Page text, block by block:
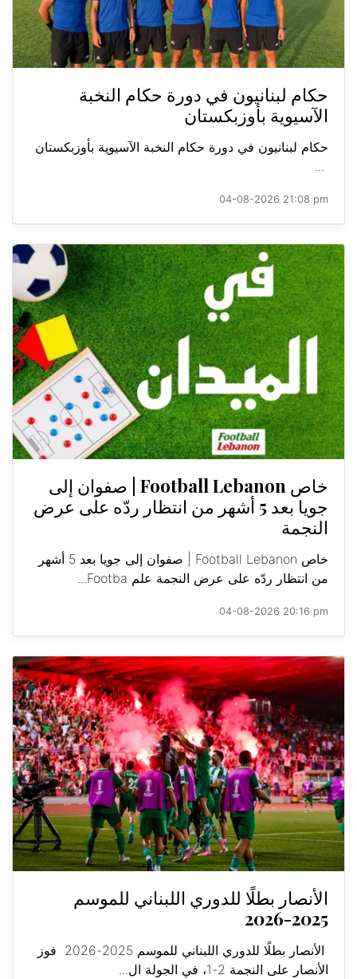
حكام لبنانيون في دورة حكام النخبة
الآسيوية بأوزبكستان
حكام لبنانيون في دورة حكام النخبة الآسيوية بأوزبكستان
...
04-08-2026 21:08 pm
خاص Football Lebanon | صفوان إلى
جويا بعد 5 أشهر من انتظار ردّه على عرض
النجمة
خاص Football Lebanon | صفوان إلى جويا بعد 5 أشهر
من انتظار ردّه على عرض النجمة علم Footba...
04-08-2026 20:16 pm
الأنصار بطلًا للدوري اللبناني للموسم
2025-2026
الأنصار بطلًا للدوري اللبناني للموسم 2025-2026 فوز
الأنصار على النجمة 2-1، في الجولة ال...